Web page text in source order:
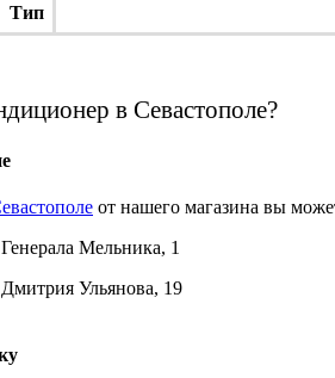
Тип
в Севастополе?
от нашего магазина вы
Мельника, 1
Ульянова, 19